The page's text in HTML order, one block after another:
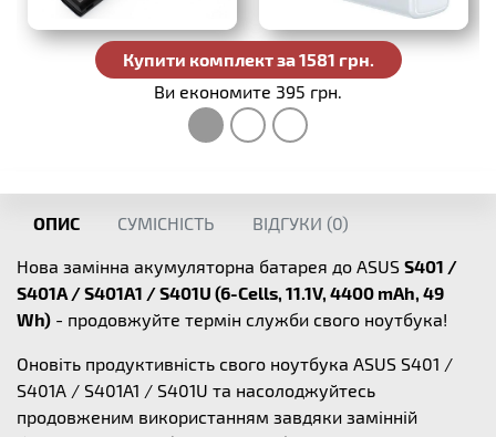
Купити комплект за 1581 грн.
Ви економите 395 грн.
ОПИС СУМІСНІСТЬ ВІДГУКИ (0)
Нова замінна акумуляторна батарея до ASUS S401 /
S401A / S401A1 / S401U (6-Cells, 11.1V, 4400 mAh, 49
Wh) - продовжуйте термін служби свого ноутбука!
Оновіть продуктивність свого ноутбука ASUS S401 /
S401A / S401A1 / S401U та насолоджуйтесь
продовженим використанням завдяки замінній